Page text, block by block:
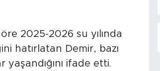
2025-2026 su yılında
hatırlatan Demir, bazı
ifade etti.